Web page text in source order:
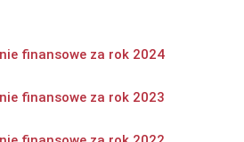
finansowe za rok 2024
finansowe za rok 2023